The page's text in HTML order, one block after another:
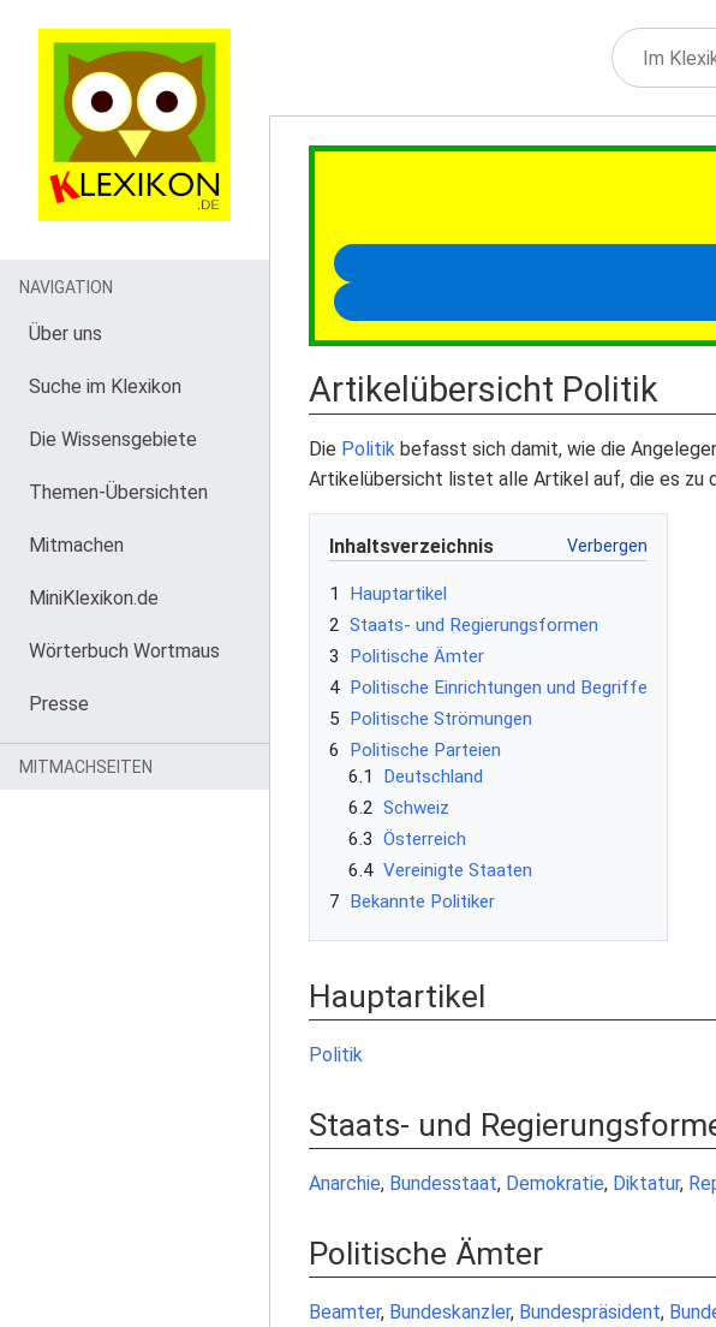
Artikelübersicht Politik
Die Politik befasst sich damit, wie die
Artikelübersicht listet alle Artikel auf, die es zu
Inhaltsverzeichnis
1
Hauptartikel
2 Staats- und Regierungsformen
3
Politische Ämter
4 Politische Einrichtungen und Begriffe
5 Politische Strömungen
6
Politische Parteien
6.1
Deutschland
6.2 Schweiz
6.3 Österreich
6.4 Vereinigte Staaten
7 Bekannte Politiker
Hauptartikel
Politik
Staats- und
Anarchie, Bundesstaat, Demokratie, Diktatur,
Politische Ämter
Beamter, Bundeskanzler, Bundespräsident,
NAVIGATION
Über uns
Suche im Klexikon
Die Wissensgebiete
Themen-Übersichten
Mitmachen
MiniKlexikon.de
Wörterbuch Wortmaus
Presse
MITMACHSEITEN